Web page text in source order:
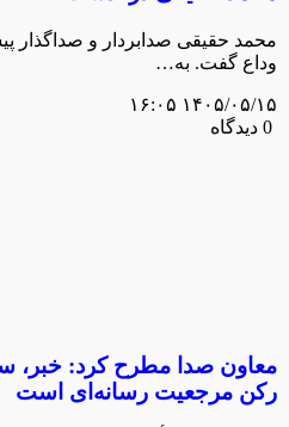
محمد حقیقی صدابردار و صداگذار
وداع گفت. به…
۱۴۰۵/۰۵/۱۵ ۱۶:۰۵
0 دیدگاه
معاون صدا مطرح کرد: خبر،
رکن مرجعیت رسانه‌ای است